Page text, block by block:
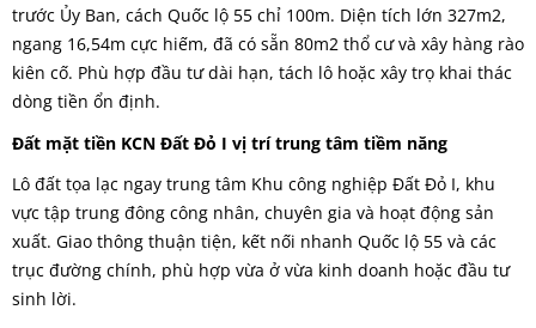
trước Ủy Ban, cách Quốc lộ 55 chỉ 100m. Diện tích lớn 327m2,
ngang 16,54m cực hiếm, đã có sẵn 80m2 thổ cư và xây hàng rào
kiên cố. Phù hợp đầu tư dài hạn, tách lô hoặc xây trọ khai thác
dòng tiền ổn định.
Đất mặt tiền KCN Đất Đỏ I vị trí trung tâm tiềm năng
Lô đất tọa lạc ngay trung tâm Khu công nghiệp Đất Đỏ I, khu
vực tập trung đông công nhân, chuyên gia và hoạt động sản
xuất. Giao thông thuận tiện, kết nối nhanh Quốc lộ 55 và các
trục đường chính, phù hợp vừa ở vừa kinh doanh hoặc đầu tư
sinh lời.